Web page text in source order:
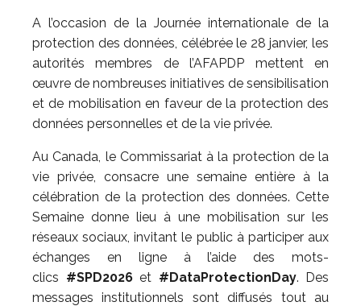
A l’occasion de la Journée internationale de la
protection des données, célébrée le 28 janvier, les
autorités membres de l’AFAPDP mettent en
œuvre de nombreuses initiatives de sensibilisation
et de mobilisation en faveur de la protection des
données personnelles et de la vie privée.
Au Canada, le Commissariat à la protection de la
vie privée, consacre une semaine entière à la
célébration de la protection des données. Cette
Semaine donne lieu à une mobilisation sur les
réseaux sociaux, invitant le public à participer aux
échanges en ligne à l’aide des mots-
clics #SPD2026et #DataProtectionDay. Des
messages institutionnels sont diffusés tout au